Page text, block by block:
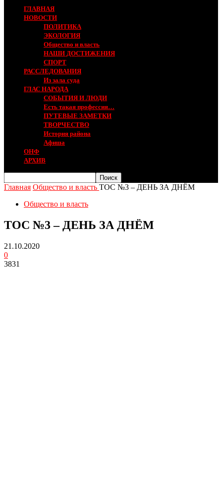
ГЛАВНАЯ
НОВОСТИ
ПОЛИТИКА
ЭКОЛОГИЯ
Общество и власть
НАШИ ДОСТИЖЕНИЯ
СПОРТ
РАССЛЕДОВАНИЯ
Из зала суда
ГЛАС НАРОДА
СОБЫТИЯ И ЛЮДИ
Есть такая профессия…
ПУТЕВЫЕ ЗАМЕТКИ
ТВОРЧЕСТВО
История района
Афиша
ОНФ
АРХИВ
Главная Общество и власть ТОС №3 – ДЕНЬ ЗА ДНЁМ
Общество и власть
ТОС №3 – ДЕНЬ ЗА ДНЁМ
21.10.2020
0
3831